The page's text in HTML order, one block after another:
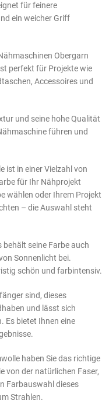
für feinere
ein weicher Griff
Obergarn
perfekt für Projekte wie
Accessoires und
und seine hohe Qualität
führen und
ist in einer Vielzahl von
für Ihr Nähprojekt
wählen oder Ihrem Projekt
– die Auswahl steht
seine Farbe auch
Sonnenlicht bei.
schön und farbintensiv.
sind, dieses
und lässt sich
Es bietet Ihnen eine
haben Sie das richtige
von der natürlichen Faser,
Farbauswahl dieses
Strahlen.